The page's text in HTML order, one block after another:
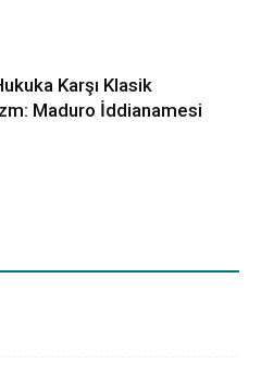
Karşı Klasik
Maduro İddianamesi